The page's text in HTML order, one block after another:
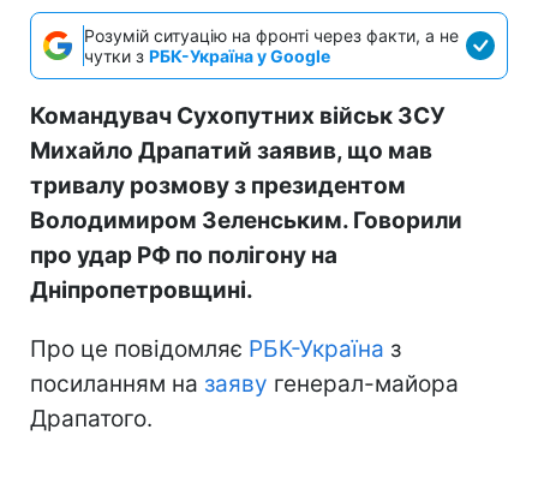
Розумій ситуацію на фронті через факти, а не
чутки з РБК-Україна у Google
Командувач Сухопутних військ ЗСУ
Михайло Драпатий заявив, що мав
тривалу розмову з президентом
Володимиром Зеленським. Говорили
про удар РФ по полігону на
Дніпропетровщині.
Про це повідомляє РБК-Україна з
посиланням на заяву генерал-майора
Драпатого.